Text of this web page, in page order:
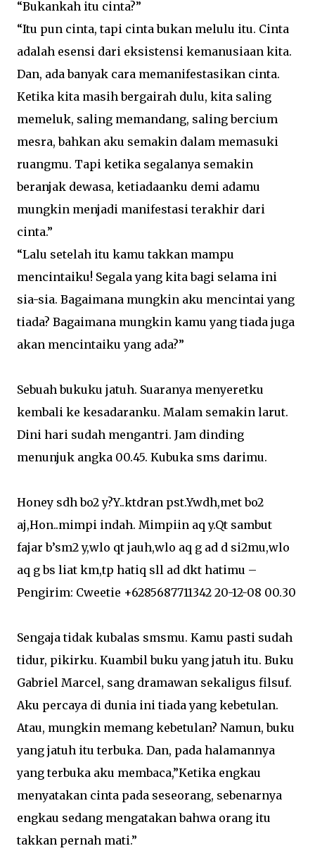
“Bukankah itu cinta?”
“Itu pun cinta, tapi cinta bukan melulu itu. Cinta
adalah esensi dari eksistensi kemanusiaan kita.
Dan, ada banyak cara memanifestasikan cinta.
Ketika kita masih bergairah dulu, kita saling
memeluk, saling memandang, saling bercium
mesra, bahkan aku semakin dalam memasuki
ruangmu. Tapi ketika segalanya semakin
beranjak dewasa, ketiadaanku demi adamu
mungkin menjadi manifestasi terakhir dari
cinta.”
“Lalu setelah itu kamu takkan mampu
mencintaiku! Segala yang kita bagi selama ini
sia-sia. Bagaimana mungkin aku mencintai yang
tiada? Bagaimana mungkin kamu yang tiada juga
akan mencintaiku yang ada?”
Sebuah bukuku jatuh. Suaranya menyeretku
kembali ke kesadaranku. Malam semakin larut.
Dini hari sudah mengantri. Jam dinding
menunjuk angka 00.45. Kubuka sms darimu.
Honey sdh bo2 y?Y..ktdran pst.Ywdh,met bo2
aj,Hon..mimpi indah. Mimpiin aq y.Qt sambut
fajar b’sm2 y,wlo qt jauh,wlo aq g ad d si2mu,wlo
aq g bs liat km,tp hatiq sll ad dkt hatimu –
Pengirim: Cweetie +6285687711342 20-12-08 00.30
Sengaja tidak kubalas smsmu. Kamu pasti sudah
tidur, pikirku. Kuambil buku yang jatuh itu. Buku
Gabriel Marcel, sang dramawan sekaligus filsuf.
Aku percaya di dunia ini tiada yang kebetulan.
Atau, mungkin memang kebetulan? Namun, buku
yang jatuh itu terbuka. Dan, pada halamannya
yang terbuka aku membaca,”Ketika engkau
menyatakan cinta pada seseorang, sebenarnya
engkau sedang mengatakan bahwa orang itu
takkan pernah mati.”